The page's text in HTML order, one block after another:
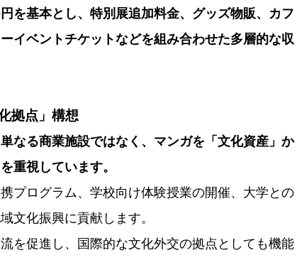
を基本とし、特別展追加料金、グッズ物販、カフ
イベントチケットなどを組み合わせた多層的な収
拠点」構想
なる商業施設ではなく、マンガを「文化資産」か
重視しています。
プログラム、学校向け体験授業の開催、大学との
文化振興に貢献します。
を促進し、国際的な文化外交の拠点としても機能